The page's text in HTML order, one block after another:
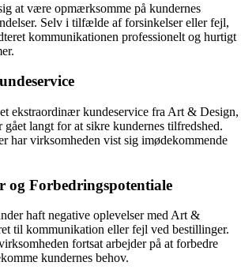
at være opmærksomme på kundernes
Selv i tilfælde af forsinkelser eller fejl,
kommunikationen professionelt og hurtigt
ekstraordinær kundeservice fra Art & Design,
langt for at sikre kundernes tilfredshed.
har virksomheden vist sig imødekommende
og Forbedringspotentiale
haft negative oplevelser med Art &
til kommunikation eller fejl ved bestillinger.
fortsat arbejder på at forbedre
kundernes behov.